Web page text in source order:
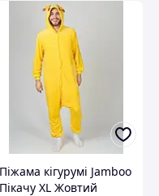
Піжама кігурумі Jamboo
Пікачу XL Жовтий